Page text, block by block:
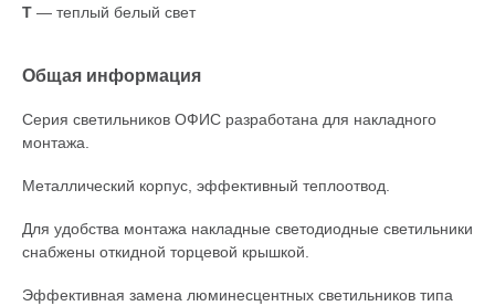
Т — теплый белый свет
Общая информация
Серия светильников ОФИС разработана для накладного
монтажа.
Металлический корпус, эффективный теплоотвод.
Для удобства монтажа накладные светодиодные светильники
снабжены откидной торцевой крышкой.
Эффективная замена люминесцентных светильников типа